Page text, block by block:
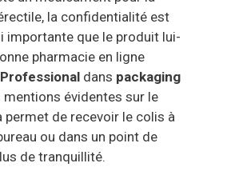
la confidentialité est
importante que le produit lui-
pharmacie en ligne
dans packaging
mentions évidentes sur le
permet de recevoir le colis à
ou dans un point de
de tranquillité.